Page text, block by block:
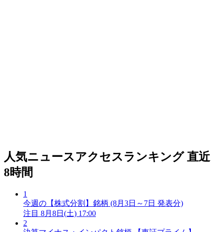
人気ニュースアクセスランキング 直近
8時間
1
今週の【株式分割】銘柄 (8月3日～7日 発表分)
注目 8月8日(土) 17:00
2